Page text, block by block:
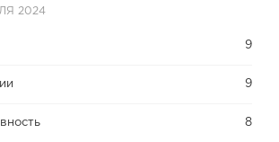
2024
9
9
8